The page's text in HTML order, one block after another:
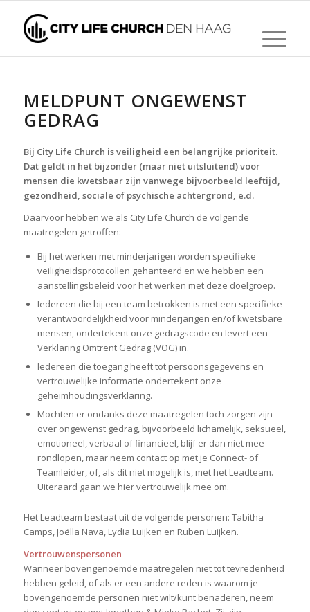
MELDPUNT ONGEWENST
GEDRAG
Bij City Life Church is veiligheid een belangrijke prioriteit.
Dat geldt in het bijzonder (maar niet uitsluitend) voor
mensen die kwetsbaar zijn vanwege bijvoorbeeld leeftijd,
gezondheid, sociale of psychische achtergrond, e.d.
Daarvoor hebben we als City Life Church de volgende
maatregelen getroffen:
Bij het werken met minderjarigen worden specifieke
veiligheidsprotocollen gehanteerd en we hebben een
aanstellingsbeleid voor het werken met deze doelgroep.
Iedereen die bij een team betrokken is met een specifieke
verantwoordelijkheid voor minderjarigen en/of kwetsbare
mensen, ondertekent onze gedragscode en levert een
Verklaring Omtrent Gedrag (VOG) in.
Iedereen die toegang heeft tot persoonsgegevens en
vertrouwelijke informatie ondertekent onze
geheimhoudingsverklaring.
Mochten er ondanks deze maatregelen toch zorgen zijn
over ongewenst gedrag, bijvoorbeeld lichamelijk, seksueel,
emotioneel, verbaal of financieel, blijf er dan niet mee
rondlopen, maar neem contact op met je Connect- of
Teamleider, of, als dit niet mogelijk is, met het Leadteam.
Uiteraard gaan we hier vertrouwelijk mee om.
Het Leadteam bestaat uit de volgende personen: Tabitha
Camps, Joëlla Nava, Lydia Luijken en Ruben Luijken.
Vertrouwenspersonen
Wanneer bovengenoemde maatregelen niet tot tevredenheid
hebben geleid, of als er een andere reden is waarom je
bovengenoemde personen niet wilt/kunt benaderen, neem